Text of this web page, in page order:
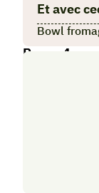
Et avec
Bowl
Repas 4